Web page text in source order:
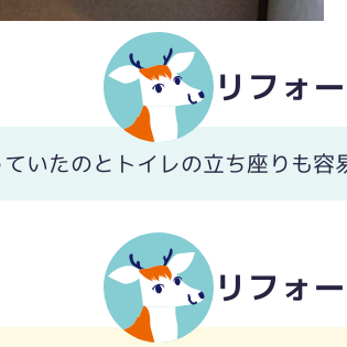
リフォ
いたのとトイレの立ち座りも
リフォ